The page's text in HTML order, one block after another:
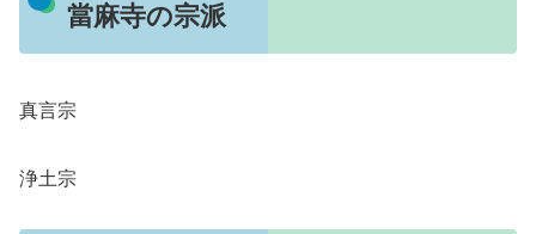
當麻寺の宗派
真言宗
浄土宗